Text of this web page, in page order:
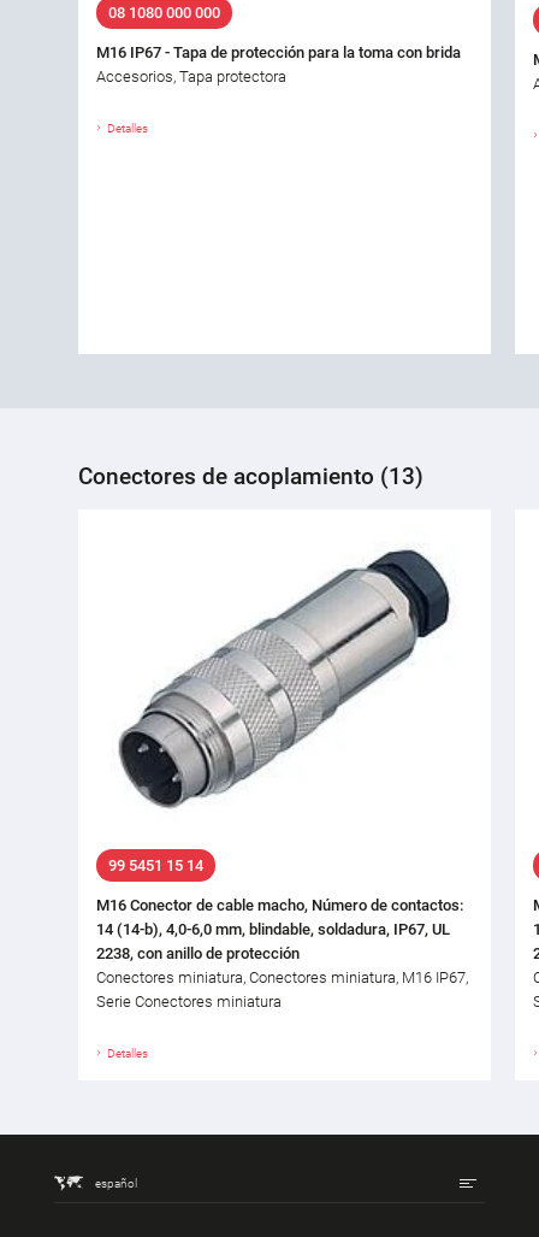
08 1080 000 000
M16 IP67 - Tapa de protección para la toma con brida
Accesorios, Tapa protectora
Detalles
Conectores de acoplamiento (13)
99 5451 15 14
M16 Conector de cable macho, Número de contactos:
14 (14-b), 4,0-6,0 mm, blindable, soldadura, IP67, UL
2238, con anillo de protección
Conectores miniatura, Conectores miniatura, M16 IP67,
Serie Conectores miniatura
Detalles
español